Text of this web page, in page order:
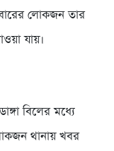
লোকজন তার
যায়।
বিলের মধ্যে
থানায় খবর